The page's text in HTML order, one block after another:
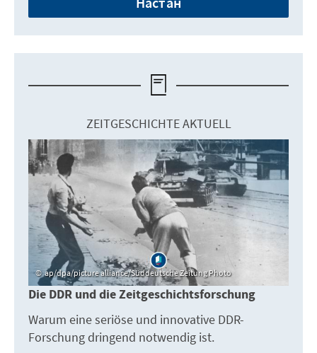
ZEITGESCHICHTE AKTUELL
ap/dpa/picture alliance/Süddeutsche Zeitung Photo
Die DDR und die Zeitgeschichtsforschung
Warum eine seriöse und innovative DDR-
Forschung dringend notwendig ist.